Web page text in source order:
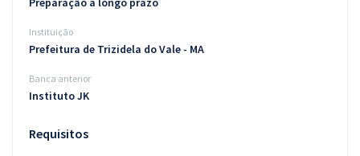
Blog
Aprovados
Instituição
Prefeitura de Trizidela do Vale - MA
Banca anterior
Instituto JK
Requisitos